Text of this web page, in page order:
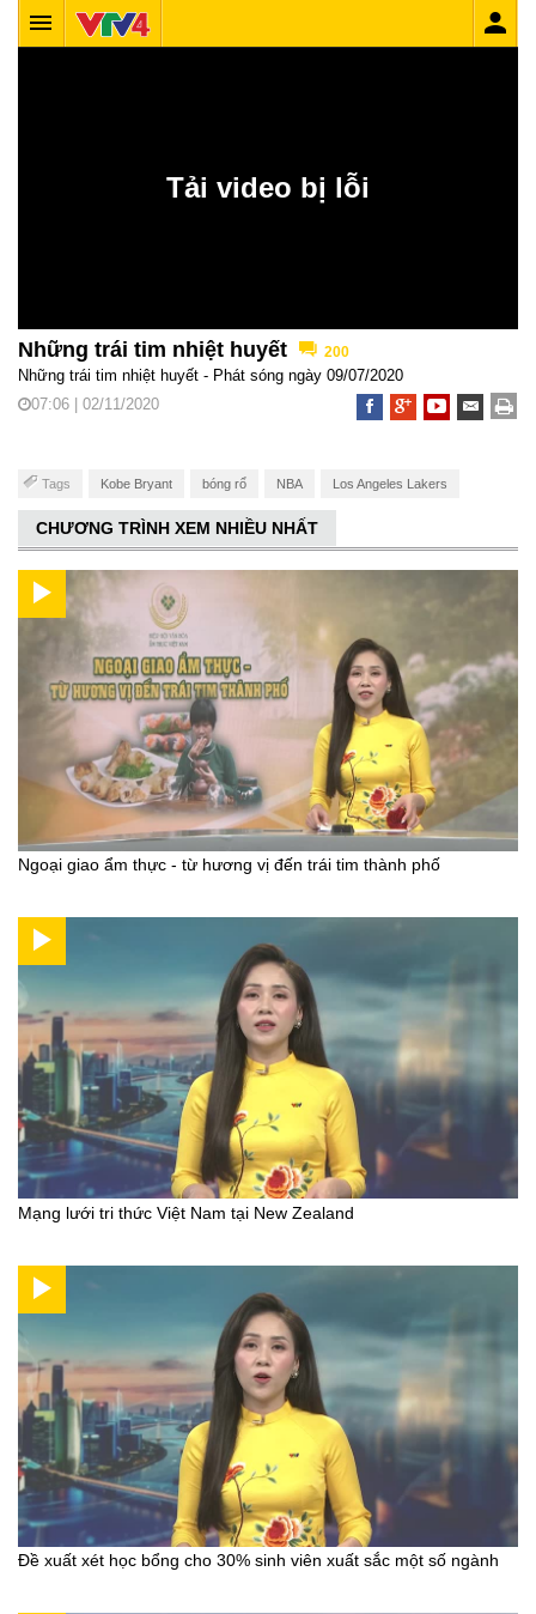
Những trái tim nhiệt huyết 200
Những trái tim nhiệt huyết - Phát sóng ngày 09/07/2020
07:06 | 02/11/2020
Tags Kobe Bryant bóng rổ NBA Los Angeles Lakers
CHƯƠNG TRÌNH XEM NHIỀU NHẤT
Ngoại giao ẩm thực - từ hương vị đến trái tim thành phố
Mạng lưới tri thức Việt Nam tại New Zealand
Đề xuất xét học bổng cho 30% sinh viên xuất sắc một số ngành